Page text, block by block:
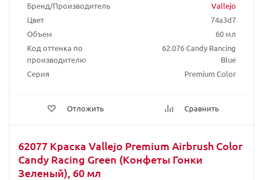
Бренд/Производитель
Vallejo
Цвет
74a3d7
Объем
60 мл
Код оттенка по
производителю
62.076 Candy Rancing
Blue
Серия
Premium Color
Отложить Сравнить
62077 Краска Vallejo Premium Airbrush Color
Candy Racing Green (Конфеты Гонки
Зеленый), 60 мл